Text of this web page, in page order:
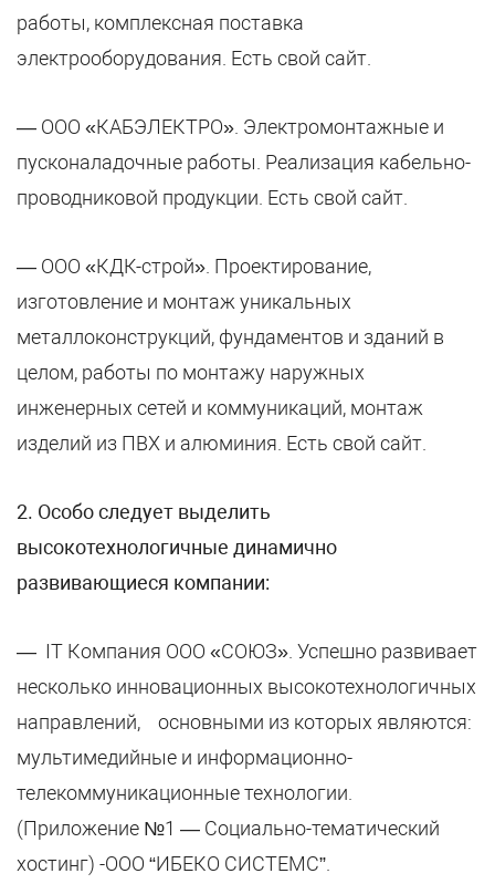
работы, комплексная поставка
электрооборудования. Есть свой сайт.
— ООО «КАБЭЛЕКТРО». Электромонтажные и
пусконаладочные работы. Реализация кабельно-
проводниковой продукции. Есть свой сайт.
— ООО «КДК-строй». Проектирование,
изготовление и монтаж уникальных
металлоконструкций, фундаментов и зданий в
целом, работы по монтажу наружных
инженерных сетей и коммуникаций, монтаж
изделий из ПВХ и алюминия. Есть свой сайт.
2. Особо следует выделить
высокотехнологичные динамично
развивающиеся компании:
— IT Компания ООО «СОЮЗ». Успешно развивает
несколько инновационных высокотехнологичных
направлений, основными из которых являются:
мультимедийные и информационно-
телекоммуникационные технологии.
(Приложение №1 — Социально-тематический
хостинг) -ООО “ИБЕКО СИСТЕМС”.